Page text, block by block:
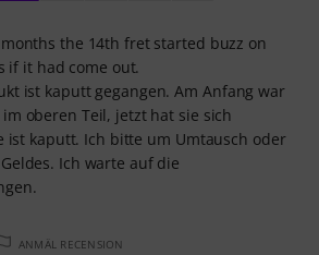
the 14th fret started buzz on
if it had come out.
ist kaputt gegangen. Am Anfang war
oberen Teil, jetzt hat sie sich
ist kaputt. Ich bitte um Umtausch oder
Ich warte auf die
ANMÄL RECENSION